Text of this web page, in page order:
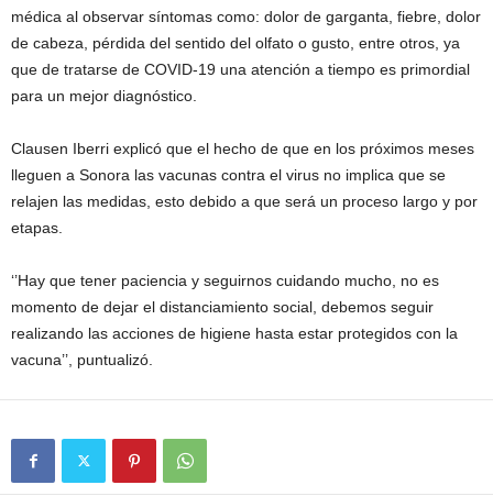
médica al observar síntomas como: dolor de garganta, fiebre, dolor
de cabeza, pérdida del sentido del olfato o gusto, entre otros, ya
que de tratarse de COVID-19 una atención a tiempo es primordial
para un mejor diagnóstico.
Clausen Iberri explicó que el hecho de que en los próximos meses
lleguen a Sonora las vacunas contra el virus no implica que se
relajen las medidas, esto debido a que será un proceso largo y por
etapas.
‘’Hay que tener paciencia y seguirnos cuidando mucho, no es
momento de dejar el distanciamiento social, debemos seguir
realizando las acciones de higiene hasta estar protegidos con la
vacuna’’, puntualizó.